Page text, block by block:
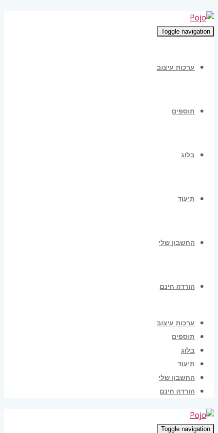
Toggle navigation
ערכות עיצוב
תוספים
בלוג
תיעוד
החשבון שלי
הורדה חינם
ערכות עיצוב
תוספים
בלוג
תיעוד
החשבון שלי
הורדה חינם
Toggle navigation